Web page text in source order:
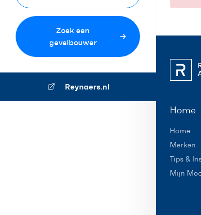
Zoek een
gevelbouwer
Reynaers.nl
Home
Home
Merken
Tips &
Mijn